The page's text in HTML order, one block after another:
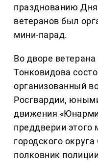
празднованию
ветеранов был
мини-парад.
Во дворе
Тонковидова
организованный
Росгвардии,
движения
преддверии этого
городского
полковник